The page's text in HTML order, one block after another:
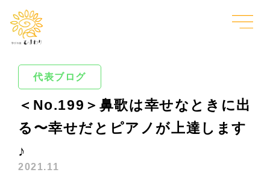
代表ブログ
＜No.199＞鼻歌は幸せなときに出
る〜幸せだとピアノが上達します
♪
2021.11